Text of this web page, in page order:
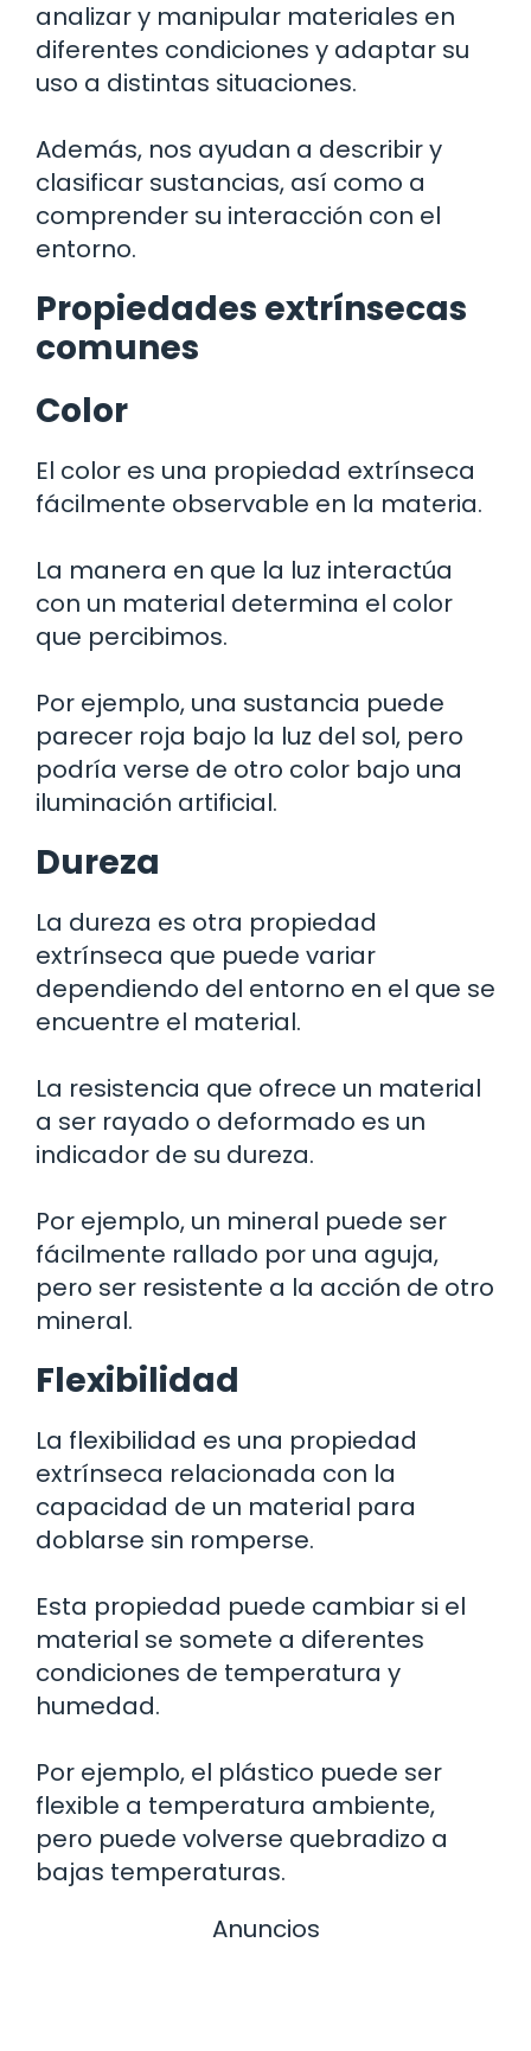
analizar y manipular materiales en
diferentes condiciones y adaptar su
uso a distintas situaciones.
Además, nos ayudan a describir y
clasificar sustancias, así como a
comprender su interacción con el
entorno.
Propiedades extrínsecas
comunes
Color
El color es una propiedad extrínseca
fácilmente observable en la materia.
La manera en que la luz interactúa
con un material determina el color
que percibimos.
Por ejemplo, una sustancia puede
parecer roja bajo la luz del sol, pero
podría verse de otro color bajo una
iluminación artificial.
Dureza
La dureza es otra propiedad
extrínseca que puede variar
dependiendo del entorno en el que se
encuentre el material.
La resistencia que ofrece un material
a ser rayado o deformado es un
indicador de su dureza.
Por ejemplo, un mineral puede ser
fácilmente rallado por una aguja,
pero ser resistente a la acción de otro
mineral.
Flexibilidad
La flexibilidad es una propiedad
extrínseca relacionada con la
capacidad de un material para
doblarse sin romperse.
Esta propiedad puede cambiar si el
material se somete a diferentes
condiciones de temperatura y
humedad.
Por ejemplo, el plástico puede ser
flexible a temperatura ambiente,
pero puede volverse quebradizo a
bajas temperaturas.
Anuncios